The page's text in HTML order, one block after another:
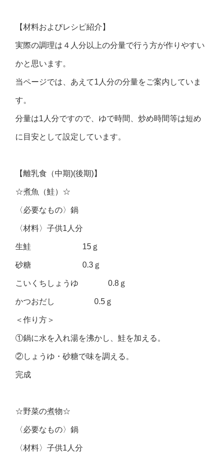
【材料およびレシピ紹介】
実際の調理は４人分以上の分量で行う方が作りやすい
かと思います。
当ページでは、あえて1人分の分量をご案内していま
す。
分量は1人分ですので、ゆで時間、炒め時間等は短め
に目安として設定しています。
【離乳食（中期)(後期)】
☆煮魚（鮭）☆
〈必要なもの〉鍋
〈材料〉子供1人分
生鮭 15ｇ
砂糖 0.3ｇ
こいくちしょうゆ 0.8ｇ
かつおだし 0.5ｇ
＜作り方＞
①鍋に水を入れ湯を沸かし、鮭を加える。
②しょうゆ・砂糖で味を調える。
完成
☆野菜の煮物☆
〈必要なもの〉鍋
〈材料〉子供1人分